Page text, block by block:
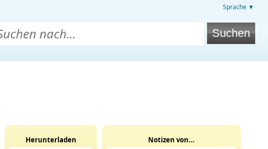
Sprache ▼
Herunterladen Notizen von...